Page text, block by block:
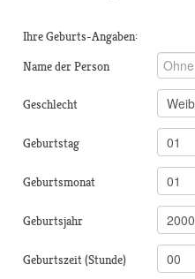
Ihre Geburts-Angaben:
Name der Person
Geschlecht
Geburtstag
Geburtsmonat
Geburtsjahr
Geburtszeit (Stunde)